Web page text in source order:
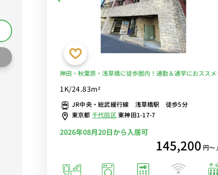
神田・秋葉原・浅草橋に徒歩圏内！通勤＆通学におスス
レンタル中！
1K/24.83m²
JR中央・総武緩行線 浅草橋駅 徒歩5分
東京都 千代田区 東神田1-17-7
2026年08月20日から入居可
145,200 円〜